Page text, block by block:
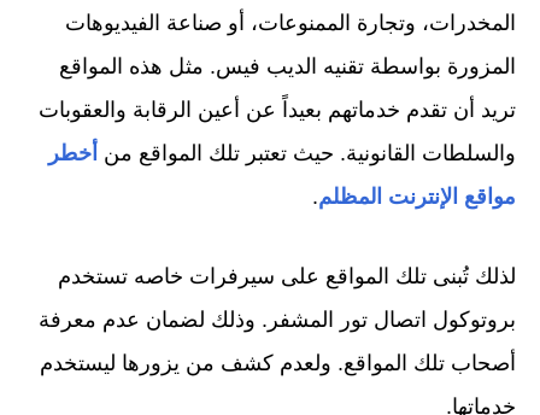
المخدرات، وتجارة الممنوعات، أو صناعة الفيديوهات
المزورة بواسطة تقنيه الديب فيس. مثل هذه المواقع
تريد أن تقدم خدماتهم بعيداً عن أعين الرقابة والعقوبات
والسلطات القانونية. حيث تعتبر تلك المواقع من أخطر
مواقع الإنترنت المظلم.
لذلك تُبنى تلك المواقع على سيرفرات خاصه تستخدم
بروتوكول اتصال تور المشفر. وذلك لضمان عدم معرفة
أصحاب تلك المواقع. ولعدم كشف من يزورها ليستخدم
خدماتها.